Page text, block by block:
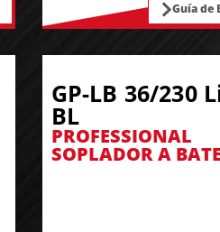
Guía de
GP-LB 36/230
BL
PROFESSIONAL
SOPLADOR A